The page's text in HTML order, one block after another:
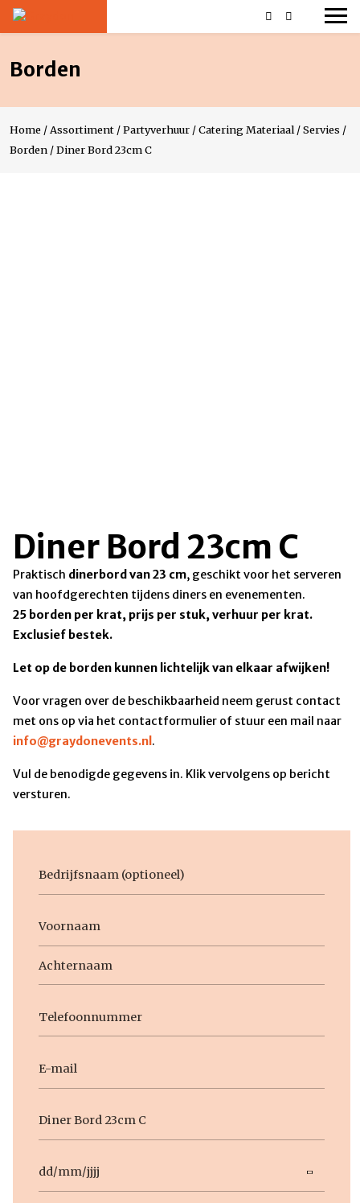
Borden
Home / Assortiment /Partyverhuur /Catering Materiaal /Servies /
Borden /Diner Bord 23cm C
Diner Bord 23cm C
Praktisch dinerbord van 23 cm, geschikt voor het serveren
van hoofdgerechten tijdens diners en evenementen.
25 borden per krat, prijs per stuk, verhuur per krat.
Exclusief bestek.
Let op de borden kunnen lichtelijk van elkaar afwijken!
Voor vragen over de beschikbaarheid neem gerust contact
met ons op via het contactformulier of stuur een mail naar
info@graydonevents.nl .
Vul de benodigde gegevens in. Klik vervolgens op bericht
versturen.
mail
titel
MM